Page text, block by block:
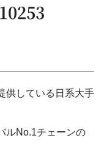
供している日系大手
ルNo.1チェーンの